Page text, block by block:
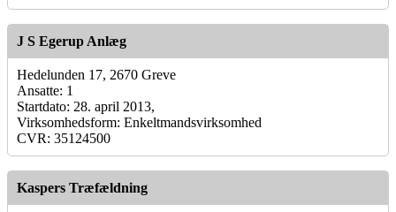
J S Egerup Anlæg
Hedelunden 17, 2670 Greve
Ansatte: 1
Startdato: 28. april 2013,
Virksomhedsform: Enkeltmandsvirksomhed
CVR: 35124500
Kaspers Træfældning